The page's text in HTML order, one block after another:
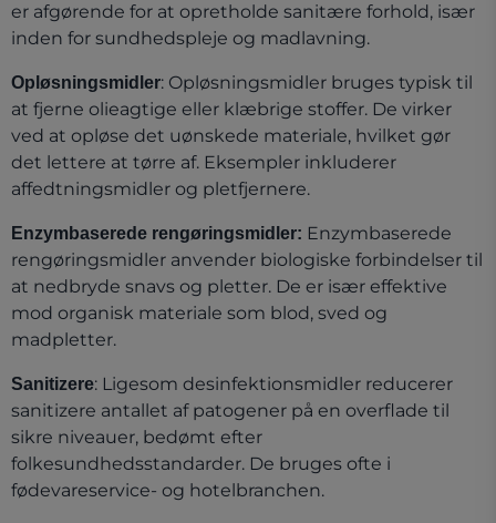
er afgørende for at opretholde sanitære forhold, især
inden for sundhedspleje og madlavning.
Opløsningsmidler: Opløsningsmidler bruges typisk til
at fjerne olieagtige eller klæbrige stoffer. De virker
ved at opløse det uønskede materiale, hvilket gør
det lettere at tørre af. Eksempler inkluderer
affedtningsmidler og pletfjernere.
Enzymbaserede rengøringsmidler: Enzymbaserede
rengøringsmidler anvender biologiske forbindelser til
at nedbryde snavs og pletter. De er især effektive
mod organisk materiale som blod, sved og
madpletter.
Sanitizere: Ligesom desinfektionsmidler reducerer
sanitizere antallet af patogener på en overflade til
sikre niveauer, bedømt efter
folkesundhedsstandarder. De bruges ofte i
fødevareservice- og hotelbranchen.